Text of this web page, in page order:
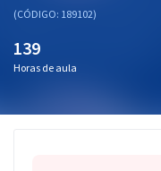
Questões grátis
(CÓDIGO: 189102)
139
Horas de aula